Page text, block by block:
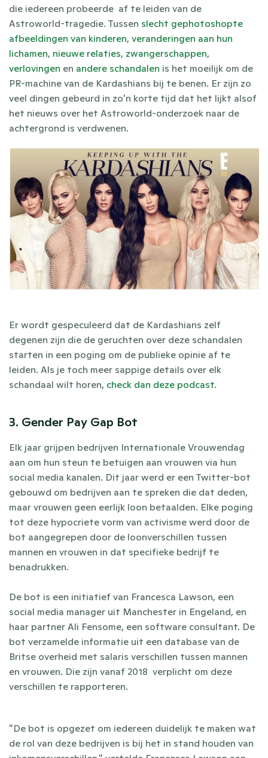
die iedereen probeerde  af te leiden van de
Astroworld-tragedie. Tussen slecht gephotoshopte
afbeeldingen van kinderen, veranderingen aan hun
lichamen, nieuwe relaties, zwangerschappen
verlovingen en andere schandalen is het moeilijk om de
PR-machine van de Kardashians bij te benen. Er zijn zo
veel dingen gebeurd in zo'n korte tijd dat het lijkt alsof
het nieuws over het Astroworld-onderzoek naar de
achtergrond is verdwenen.
Er wordt gespeculeerd dat de Kardashians zelf
degenen zijn die de geruchten over deze schandalen
starten in een poging om de publieke opinie af te
leiden. Als je toch meer sappige details over elk
schandaal wilt horen, check dan deze podcast.
3. Gender Pay Gap Bot
Elk jaar grijpen bedrijven Internationale Vrouwendag
aan om hun steun te betuigen aan vrouwen via hun
social media kanalen. Dit jaar werd er een Twitter-bot
gebouwd om bedrijven aan te spreken die dat deden,
maar vrouwen geen eerlijk loon betaalden. Elke poging
tot deze hypocriete vorm van activisme werd door de
bot aangegrepen door de loonverschillen tussen
mannen en vrouwen in dat specifieke bedrijf te
benadrukken.
De bot is een initiatief van Francesca Lawson, een
social media manager uit Manchester in Engeland, en
haar partner Ali Fensome, een software consultant. De
bot verzamelde informatie uit een database van de
Britse overheid met salaris verschillen tussen mannen
en vrouwen. Die zijn vanaf 2018  verplicht om deze
verschillen te rapporteren.
"De bot is opgezet om iedereen duidelijk te maken wat
de rol van deze bedrijven is bij het in stand houden van